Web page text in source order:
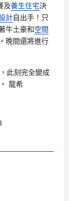
及養生住宅決
計自出手！只
牛土豪和空間
晚間還將進行
此刻完全變成
龍希